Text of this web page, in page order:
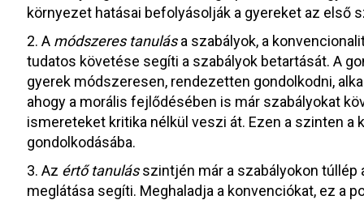
környezet hatásai befolyásolják a gyereket az első
2. A módszeres tanulása szabályok, a
tudatos követése segíti a szabályok betartását. A
gyerek módszeresen, rendezetten gondolkodni,
ahogy a morális fejlődésében is már szabályokat
ismereteket kritika nélkül veszi át. Ezen a szinten a
gondolkodásába.
3. Az értő tanulásszintjén már a szabályokon túllép
meglátása segíti. Meghaladja a konvenciókat, ez a